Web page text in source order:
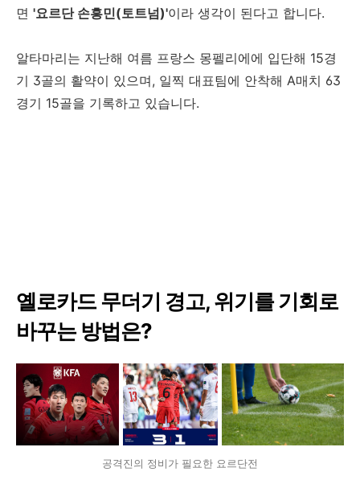
면 '요르단 손흥민(토트넘)'이라 생각이 된다고 합니다.
알타마리는 지난해 여름 프랑스 몽펠리에에 입단해 15경
기 3골의 활약이 있으며, 일찍 대표팀에 안착해 A매치 63
경기 15골을 기록하고 있습니다.
옐로카드 무더기 경고, 위기를 기회로
바꾸는 방법은?
공격진의 정비가 필요한 요르단전